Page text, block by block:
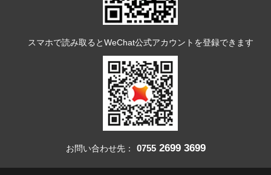
スマホで読み取るとWeChat公式アカウントを登録できます
お問い合わせ先： 0755 2699 3699